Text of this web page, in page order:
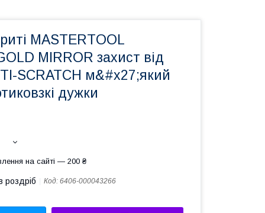
MASTERTOOL
MIRROR захист від
SCRATCH м&#x27;який
дужки
на сайті — 200 ₴
роздріб Код: 6406-000043266